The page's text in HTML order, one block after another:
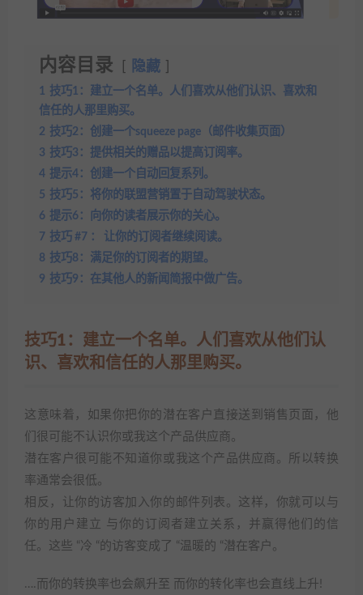
内容目录 隐藏
1 技巧1：建立一个名单。人们喜欢从他们认识、喜欢和
信任的人那里购买。
2 技巧2：创建一个squeeze page（邮件收集页面）
3 技巧3：提供相关的赠品以提高订阅率。
4 提示4：创建一个自动回复系列。
5 技巧5：将你的联盟营销置于自动驾驶状态。
6 提示6：向你的读者展示你的关心。
7 技巧 #7 ： 让你的订阅者继续阅读。
8 技巧8：满足你的订阅者的期望。
9 技巧9：在其他人的新闻简报中做广告。
技巧1：建立一个名单。人们喜欢从他们认
识、喜欢和信任的人那里购买。
这意味着，如果你把你的潜在客户直接送到销售页面，他
们很可能不认识你或我这个产品供应商。
潜在客户很可能不知道你或我这个产品供应商。所以转换
率通常会很低。
相反，让你的访客加入你的邮件列表。这样，你就可以与
你的用户建立 与你的订阅者建立关系，并赢得他们的信
任。这些 “冷 “的访客变成了 “温暖的 “潜在客户。
….而你的转换率也会飙升至 而你的转化率也会直线上升!